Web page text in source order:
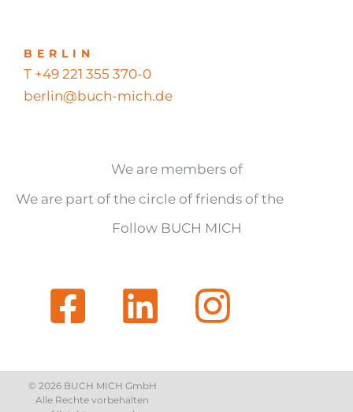
BERLIN
T +49 221 355 370-0
berlin@buch-mich.de
We are members of
We are part of the circle of friends of the
Follow BUCH MICH
© 2026 BUCH MICH GmbH
Alle Rechte vorbehalten